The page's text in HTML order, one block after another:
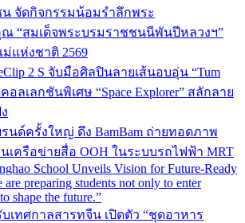
จัดกิจกรรมน้อมรำลึกพระ
“สมเด็จพระบรมราชชนนีพันปีหลวงฯ”
แห่งชาติ 2569
2 S จับมือศิลปินลายเส้นอบอุ่น “Tum
อลเลกชันพิเศษ “Space Explorer” สลักลาย
นด์ครั้งใหญ่ ดึง BamBam ถ่ายทอดภาพ
ครือข่ายสื่อ OOH ในระบบรถไฟฟ้า MRT
School Unveils Vision for Future-Ready
are preparing students not only to enter
shape the future.”
เทศกาลสารทจีน เปิดตัว “ชุดอาหาร